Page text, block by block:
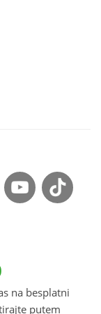
na besplatni
putem